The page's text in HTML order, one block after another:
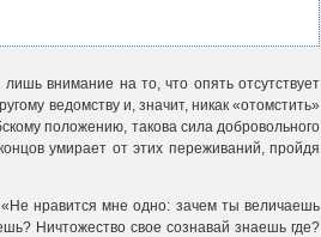
внимание на то, что опять отсутствует
ведомству и, значит, никак «отомстить»
положению, такова сила добровольного
умирает от этих переживаний, пройдя
нравится мне одно: зачем ты величаешь
Ничтожество свое сознавай знаешь где?